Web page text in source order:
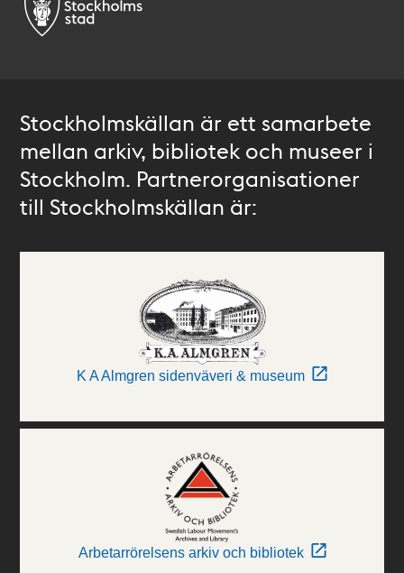
Stockholmskällan är ett samarbete
mellan arkiv, bibliotek och museer i
Stockholm. Partnerorganisationer
till Stockholmskällan är:
K A Almgren sidenväveri & museum
Arbetarrörelsens arkiv och bibliotek